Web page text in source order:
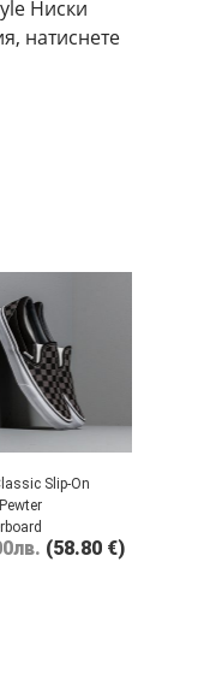
Ниски
натиснете
Slip-On
лв. (58.80 €)